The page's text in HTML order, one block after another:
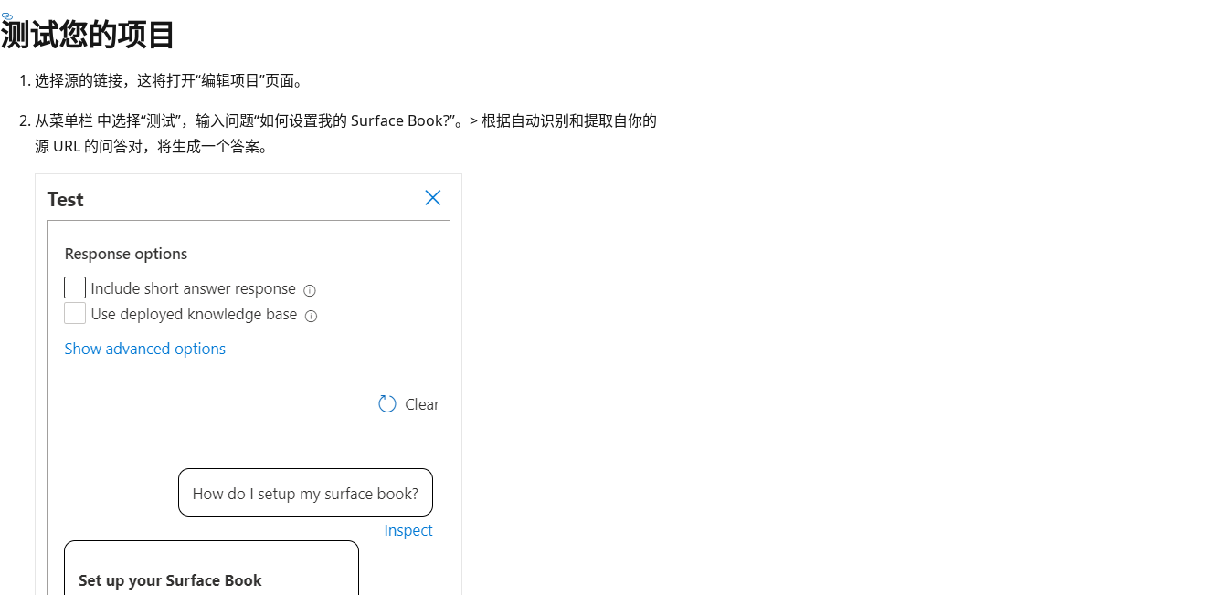
测试您的项目
选择源的链接，这将打开“编辑项目”页面。
从菜单栏 中选择“测试”，输入问题“如何设置我的 Surface Book?”。>根据自动识别和提取自你的
源 URL 的问答对，将生成一个答案。